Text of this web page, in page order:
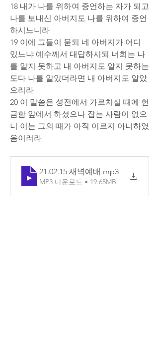
18 내가 나를 위하여 증언하는 자가 되고
나를 보내신 아버지도 나를 위하여 증언
하시느니라
19 이에 그들이 묻되 네 아버지가 어디
있느냐 예수께서 대답하시되 너희는 나
를 알지 못하고 내 아버지도 알지 못하는
도다 나를 알았더라면 내 아버지도 알았
으리라
20 이 말씀은 성전에서 가르치실 때에 헌
금함 앞에서 하셨으나 잡는 사람이 없으
니 이는 그의 때가 아직 이르지 아니하였
음이러라
21.02.15 새벽예배.mp3
MP3 다운로드 • 19.65MB